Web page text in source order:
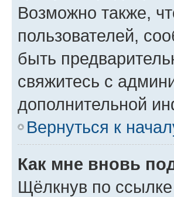
Возможно также,
пользователей,
быть
свяжитесь с
дополнительной
Вернуться к
Как мне вновь
Щёлкнув по